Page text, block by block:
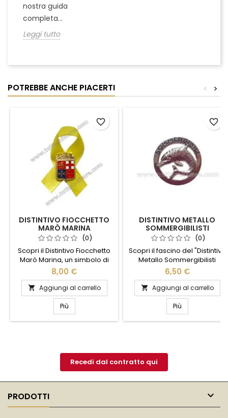
nostra guida
completa...
Leggi tutto
POTREBBE ANCHE PIACERTI >
<
DISTINTIVO FIOCCHETTO
MARÒ MARINA
(0)
Scopri il Distintivo Fiocchetto
Marò Marina, un simbolo di
eleganza e tradizione.
Realizzato con materiali di
alta qualità, questo distintivo
rappresenta l'orgoglio e la
dedizione dei marò della
Marina. Il suo design raffinato
e dettagliato lo rende
storia e onore. Ideale per
collezionisti o come regalo...
8,00 €
 Aggiungi al carrello
Più
favorite_border
DISTINTIVO METALLO
SOMMERGIBILISTI
MARINAIO (0)
Scopri il fascino del "Distintivo
Metallo Sommergibilisti
Marinaio", un simbolo di
orgoglio e tradizione
marinaresca. Realizzato con
materiali di alta qualità,
questo distintivo cattura
l'essenza dell'avventura
subacquea e del coraggio. Il
valorosi sommergibilisti,
perfetto per collezionisti e...
6,50 €
 Aggiungi al carrello
Più
favorite_border
Recedi dal contratto qui
PRODOTTI 